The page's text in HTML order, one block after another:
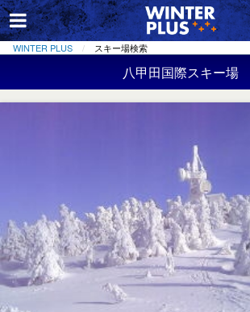
WINTER PLUS スキー場検索
八甲田国際スキー場